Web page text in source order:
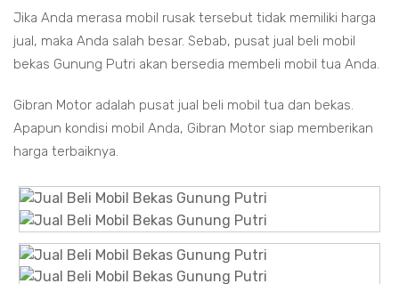
Jika Anda merasa mobil rusak tersebut tidak memiliki harga
jual, maka Anda salah besar. Sebab, pusat jual beli mobil
bekas Gunung Putri akan bersedia membeli mobil tua Anda.
Gibran Motor adalah pusat jual beli mobil tua dan bekas.
Apapun kondisi mobil Anda, Gibran Motor siap memberikan
harga terbaiknya.